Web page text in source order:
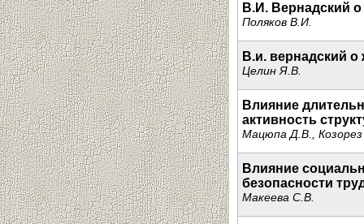
В.И. Вернадский
Поляков В.И.
В.и. вернадский
Целин Я.В.
Влияние
активность
Мацюпа Д.В.,
Влияние
безопасности
Макеева С.В.